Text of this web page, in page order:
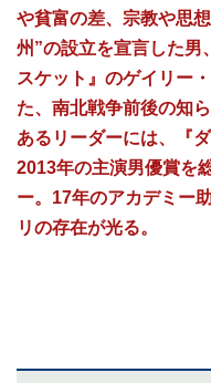
や貧富の差、宗教や思
州”の設立を宣言した男
スケット』のゲイリー
た、南北戦争前後の知
あるリーダーには、
『
2013年の主演男優賞を
ー。17年のアカデミー
リの存在が光る。